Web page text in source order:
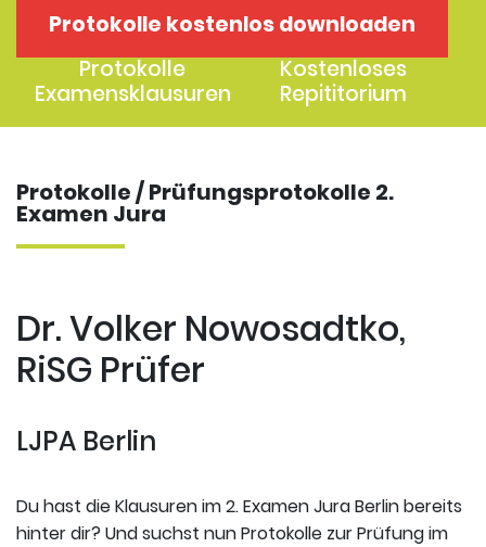
Protokolle kostenlos downloaden
1. Examen
2. Examen
Protokolle
Examensklausuren
Kostenloses
Repititorium
Protokolle / Prüfungsprotokolle 2.
Examen Jura
Dr. Volker Nowosadtko,
RiSG Prüfer
LJPA Berlin
Du hast die Klausuren im 2. Examen Jura Berlin bereits
hinter dir? Und suchst nun Protokolle zur Prüfung im